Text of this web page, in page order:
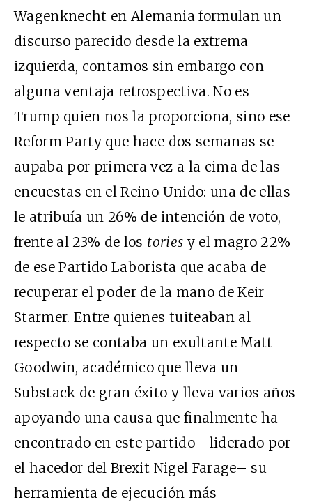
Wagenknecht en Alemania formulan un
discurso parecido desde la extrema
izquierda, contamos sin embargo con
alguna ventaja retrospectiva. No es
Trump quien nos la proporciona, sino ese
Reform Party que hace dos semanas se
aupaba por primera vez a la cima de las
encuestas en el Reino Unido: una de ellas
le atribuía un 26% de intención de voto,
frente al 23% de los tories y el magro 22%
de ese Partido Laborista que acaba de
recuperar el poder de la mano de Keir
Starmer. Entre quienes tuiteaban al
respecto se contaba un exultante Matt
Goodwin, académico que lleva un
Substack de gran éxito y lleva varios años
apoyando una causa que finalmente ha
encontrado en este partido –liderado por
el hacedor del Brexit Nigel Farage– su
herramienta de ejecución más